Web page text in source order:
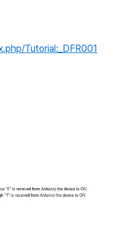
Tutorial:_DFR001